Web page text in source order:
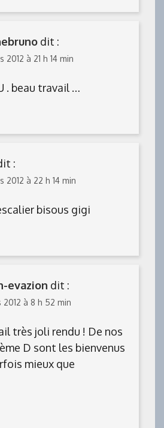
dit :
2012 à 21 h 14 min
. beau travail …
:
2012 à 22 h 14 min
bisous gigi
evazion dit :
2012 à 8 h 52 min
très joli rendu ! De nos
D sont les bienvenus
mieux que